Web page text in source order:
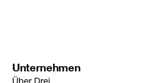
Unternehmen
Über Drei